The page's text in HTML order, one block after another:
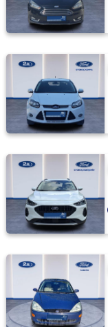
1.6
TDCI
TREND
TITANIUM
1.6 TI-
VCT
TREND
X
1.6 TI-VCT
TITANIUM
POWERSHIFT
1.6 TREND
X
OTOMATIK
2.0
ST
KUGA
MONDEO